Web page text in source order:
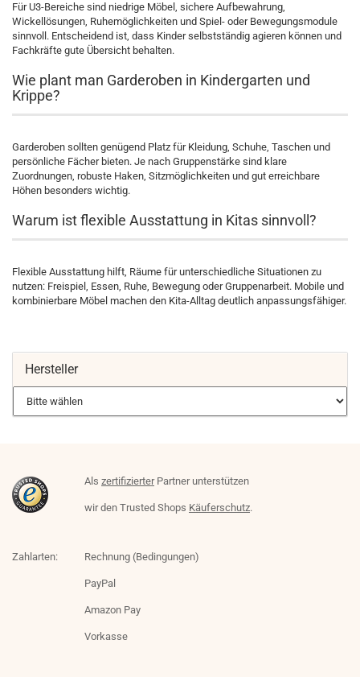
Für U3-Bereiche sind niedrige Möbel, sichere Aufbewahrung,
Wickellösungen, Ruhemöglichkeiten und Spiel- oder Bewegungsmodule
sinnvoll. Entscheidend ist, dass Kinder selbstständig agieren können und
Fachkräfte gute Übersicht behalten.
Wie plant man Garderoben in Kindergarten und
Krippe?
Garderoben sollten genügend Platz für Kleidung, Schuhe, Taschen und
persönliche Fächer bieten. Je nach Gruppenstärke sind klare
Zuordnungen, robuste Haken, Sitzmöglichkeiten und gut erreichbare
Höhen besonders wichtig.
Warum ist flexible Ausstattung in Kitas sinnvoll?
Flexible Ausstattung hilft, Räume für unterschiedliche Situationen zu
nutzen: Freispiel, Essen, Ruhe, Bewegung oder Gruppenarbeit. Mobile und
kombinierbare Möbel machen den Kita-Alltag deutlich anpassungsfähiger.
Hersteller
Als zertifizierterPartner unterstützen
wir den Trusted Shops Käuferschutz.
Zahlarten: Rechnung (Bedingungen)
PayPal
Amazon Pay
Vorkasse